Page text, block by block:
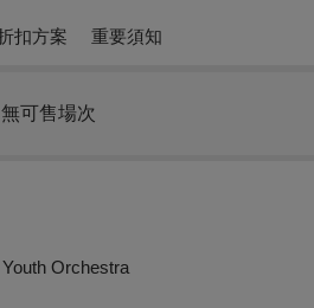
扣方案 重要須知
無可售場次
Orchestra